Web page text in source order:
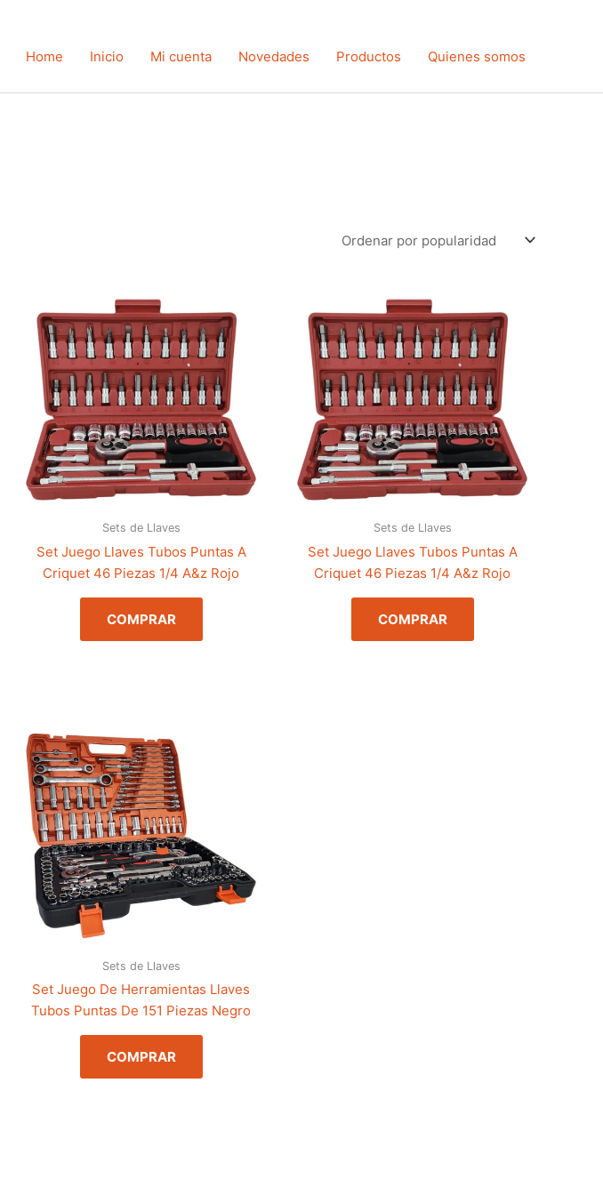
Home Inicio Mi cuenta Novedades Productos Quienes somos
Sets de Llaves
Set Juego Llaves Tubos Puntas A
Criquet 46 Piezas 1/4 A&z Rojo
COMPRAR
Sets de Llaves
Set Juego Llaves Tubos Puntas A
Criquet 46 Piezas 1/4 A&z Rojo
COMPRAR
Sets de Llaves
Set Juego De Herramientas Llaves
Tubos Puntas De 151 Piezas Negro
COMPRAR